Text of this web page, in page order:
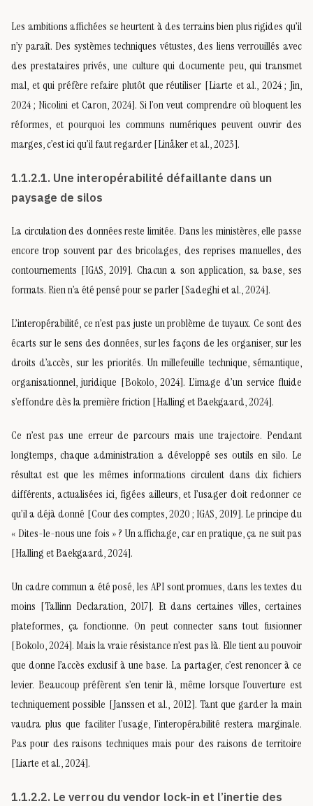
Les ambitions affichées se heurtent à des terrains bien plus rigides qu’il
n’y paraît. Des systèmes techniques vétustes, des liens verrouillés avec
des prestataires privés, une culture qui documente peu, qui transmet
mal, et qui préfère refaire plutôt que réutiliser [Liarte et al., 2024 ; Jin,
2024 ; Nicolini et Caron, 2024]. Si l’on veut comprendre où bloquent les
réformes, et pourquoi les communs numériques peuvent ouvrir des
marges, c’est ici qu’il faut regarder [Linåker et al., 2023].
1.1.2.1. Une interopérabilité défaillante dans un
paysage de silos
La circulation des données reste limitée. Dans les ministères, elle passe
encore trop souvent par des bricolages, des reprises manuelles, des
contournements [IGAS, 2019]. Chacun a son application, sa base, ses
formats. Rien n’a été pensé pour se parler [Sadeghi et al., 2024].
L’interopérabilité, ce n’est pas juste un problème de tuyaux. Ce sont des
écarts sur le sens des données, sur les façons de les organiser, sur les
droits d’accès, sur les priorités. Un millefeuille technique, sémantique,
organisationnel, juridique [Bokolo, 2024]. L’image d’un service fluide
s’effondre dès la première friction [Halling et Baekgaard, 2024].
Ce n’est pas une erreur de parcours mais une trajectoire. Pendant
longtemps, chaque administration a développé ses outils en silo. Le
résultat est que les mêmes informations circulent dans dix fichiers
différents, actualisées ici, figées ailleurs, et l’usager doit redonner ce
qu’il a déjà donné [Cour des comptes, 2020 ; IGAS, 2019]. Le principe du
« Dites-le-nous une fois » ? Un affichage, car en pratique, ça ne suit pas
[Halling et Baekgaard, 2024].
Un cadre commun a été posé, les API sont promues, dans les textes du
moins [Tallinn Declaration, 2017]. Et dans certaines villes, certaines
plateformes, ça fonctionne. On peut connecter sans tout fusionner
[Bokolo, 2024]. Mais la vraie résistance n’est pas là. Elle tient au pouvoir
que donne l’accès exclusif à une base. La partager, c’est renoncer à ce
levier. Beaucoup préfèrent s’en tenir là, même lorsque l’ouverture est
techniquement possible [Janssen et al., 2012]. Tant que garder la main
vaudra plus que faciliter l’usage, l’interopérabilité restera marginale.
Pas pour des raisons techniques mais pour des raisons de territoire
[Liarte et al., 2024].
1.1.2.2. Le verrou du vendor lock-in et l’inertie des